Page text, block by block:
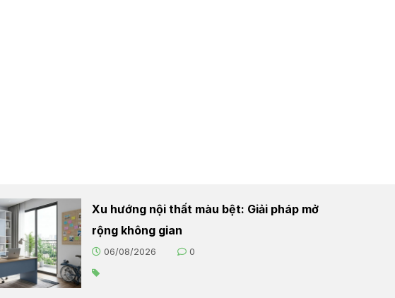
Xu hướng nội thất màu bệt: Giải pháp mở
rộng không gian
06/08/2026 0